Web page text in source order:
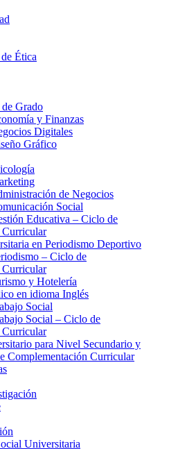
Ética
de Grado
y Finanzas
Digitales
Gráfico
de Negocios
Social
Educativa – Ciclo de
Curricular
en Periodismo Deportivo
– Ciclo de
Curricular
y Hotelería
en idioma Inglés
Social
Social – Ciclo de
Curricular
para Nivel Secundario y
Complementación Curricular
Universitaria